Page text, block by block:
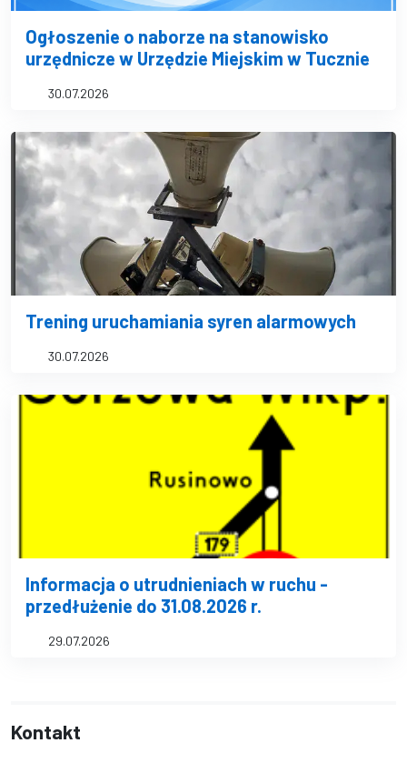
Ogłoszenie o naborze na stanowisko
urzędnicze w Urzędzie Miejskim w Tucznie
30.07.2026
Trening uruchamiania syren alarmowych
30.07.2026
Informacja o utrudnieniach w ruchu -
przedłużenie do 31.08.2026 r.
29.07.2026
Kontakt